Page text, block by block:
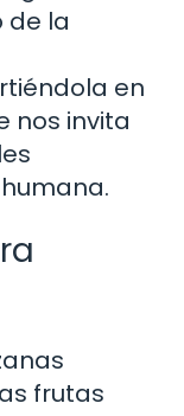
de la
en
nos invita
frutas